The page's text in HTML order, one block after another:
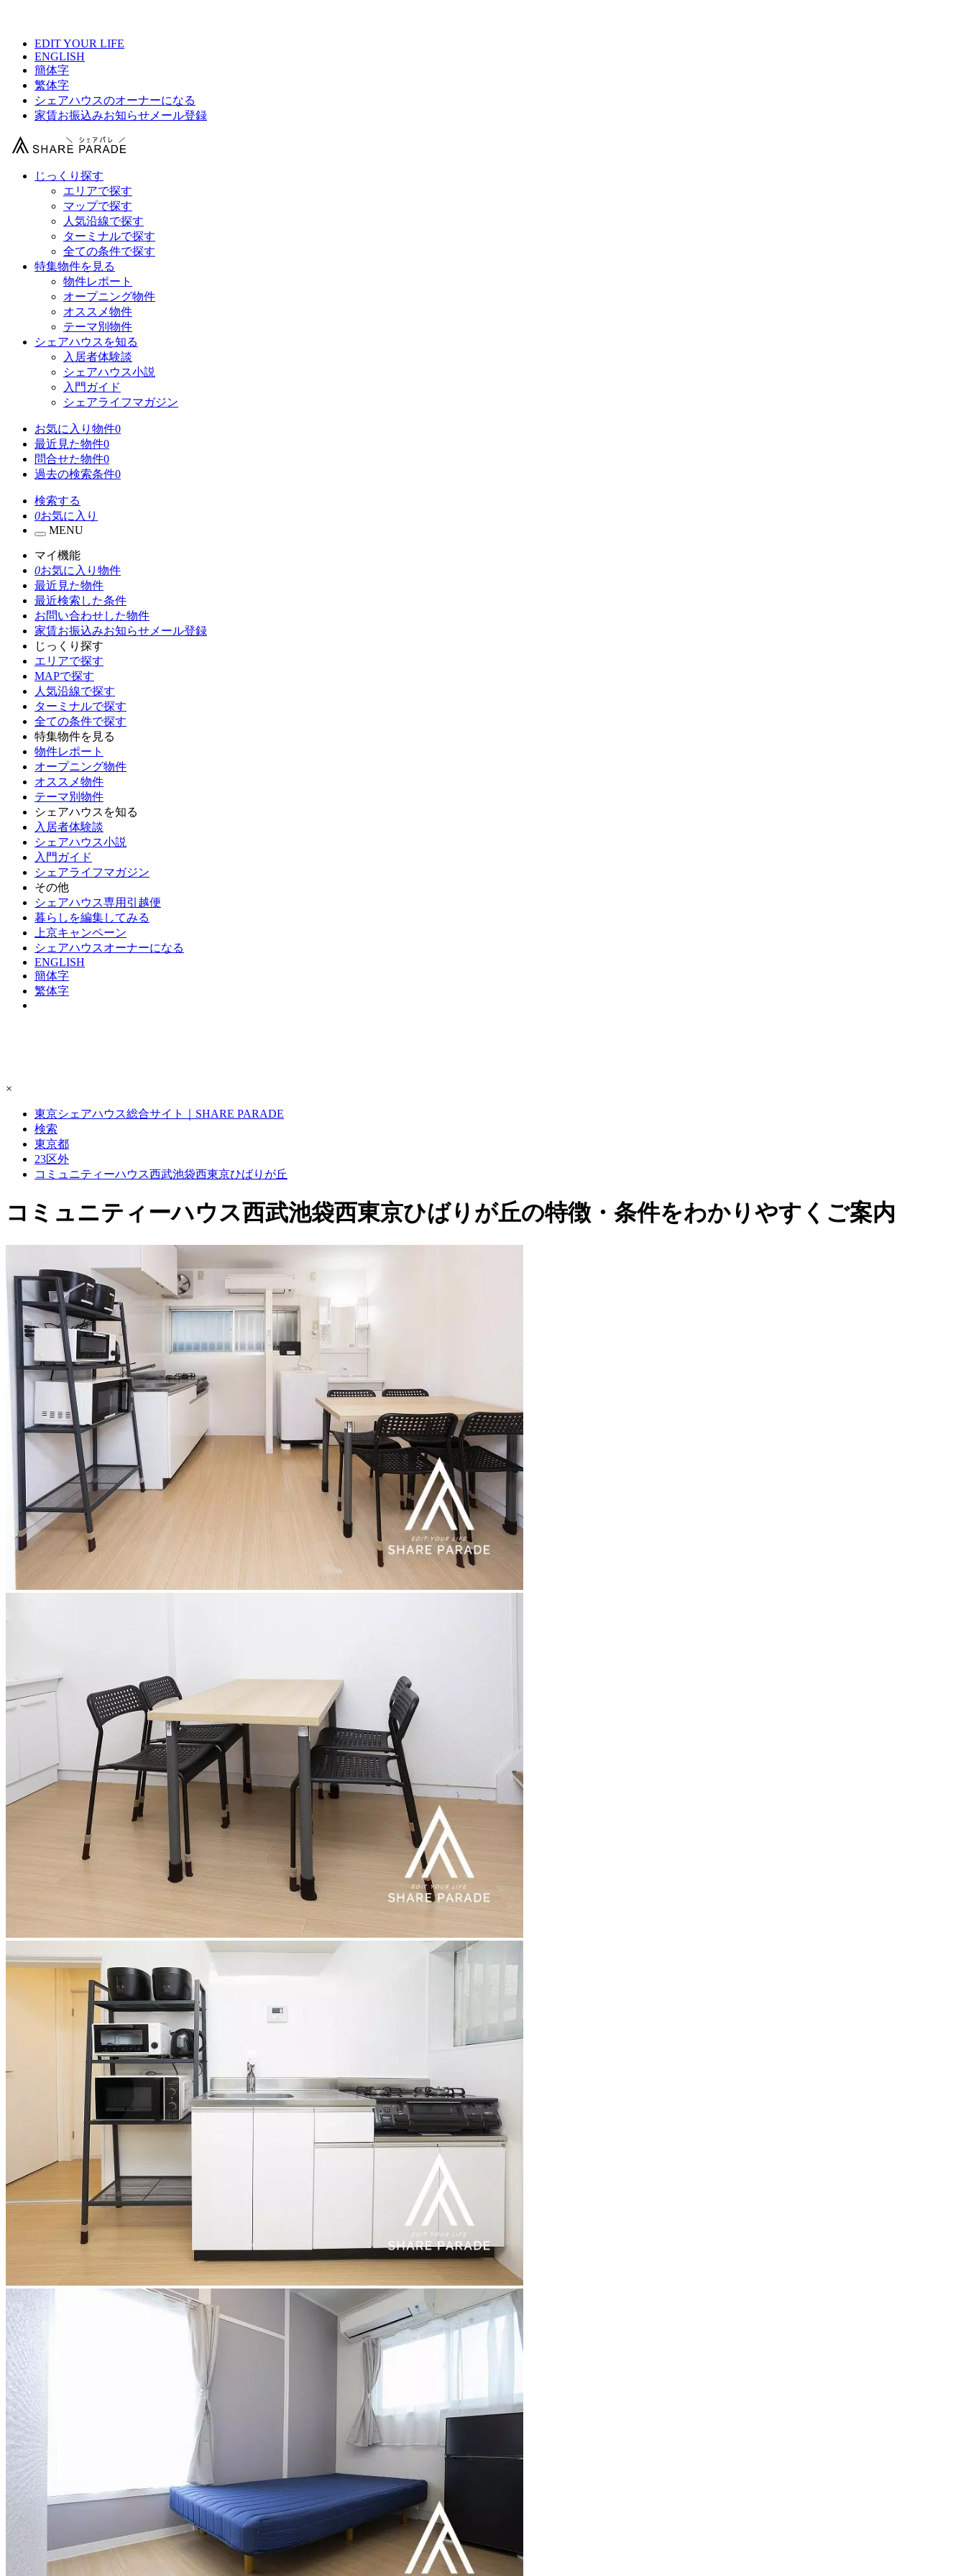
EDIT YOUR LIFE
ENGLISH
簡体字
繁体字
シェアハウスのオーナーになる
家賃お振込みお知らせメール登録
じっくり探す
エリアで探す
マップで探す
人気沿線で探す
ターミナルで探す
全ての条件で探す
特集物件を見る
物件レポート
オープニング物件
オススメ物件
テーマ別物件
シェアハウスを知る
入居者体験談
シェアハウス小説
入門ガイド
シェアライフマガジン
お気に入り物件0
最近見た物件0
問合せた物件0
過去の検索条件0
検索する
0お気に入り
MENU
マイ機能
0お気に入り物件
最近見た物件
最近検索した条件
お問い合わせした物件
家賃お振込みお知らせメール登録
じっくり探す
エリアで探す
MAPで探す
人気沿線で探す
ターミナルで探す
全ての条件で探す
特集物件を見る
物件レポート
オープニング物件
オススメ物件
テーマ別物件
シェアハウスを知る
入居者体験談
シェアハウス小説
入門ガイド
シェアライフマガジン
その他
シェアハウス専用引越便
暮らしを編集してみる
上京キャンペーン
シェアハウスオーナーになる
ENGLISH
簡体字
繁体字
×
東京シェアハウス総合サイト｜SHARE PARADE
検索
東京都
23区外
コミュニティーハウス西武池袋西東京ひばりが丘
コミュニティーハウス西武池袋西東京ひばりが丘の特徴・条件をわかりやすくご案内